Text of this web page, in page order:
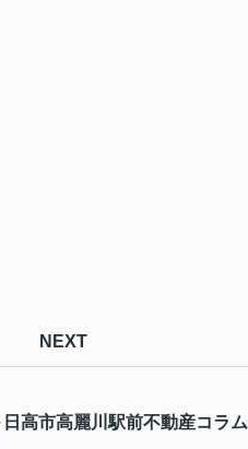
NEXT
高市高麗川駅前不動産コラム